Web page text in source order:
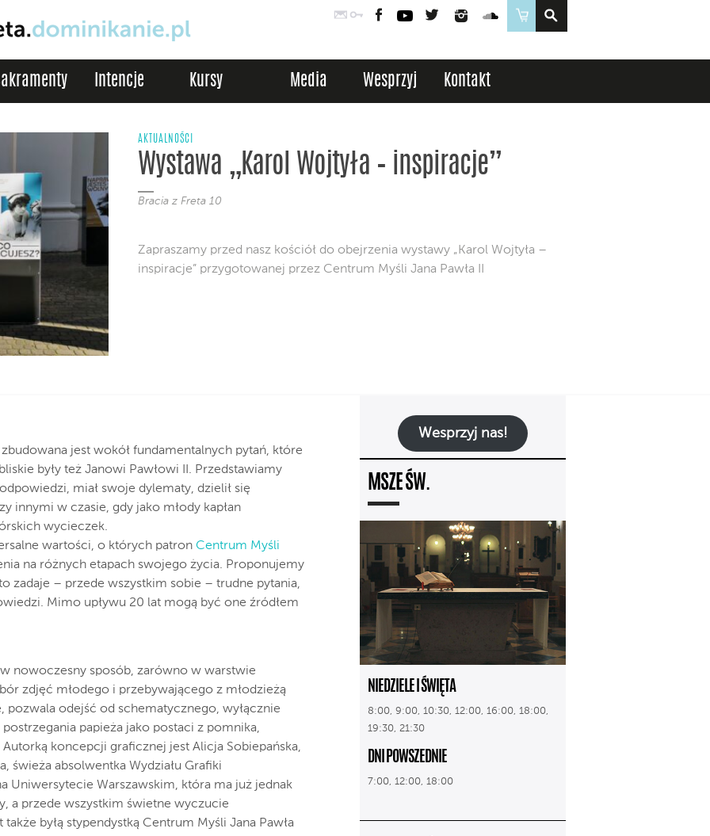
PocztaLogowanie
FacebookYouTubeTwitter InstagramSoundCloud
Sklep
Intencje Kursy Media Wesprzyj Kontakt
AKTUALNOŚCI
Wystawa „Karol Wojtyła – inspiracje”
Bracia z Freta 10
Zapraszamy przed nasz kościół do obejrzenia wystawy „Karol Wojtyła –
inspiracje” przygotowanej przez Centrum Myśli Jana Pawła II
jest wokół fundamentalnych pytań, które
były też Janowi Pawłowi II. Przedstawiamy
miał swoje dylematy, dzielił się
innymi w czasie, gdy jako młody kapłan
wycieczek.
wartości, o których patron Centrum Myśli
na różnych etapach swojego życia. Proponujemy
zadaje – przede wszystkim sobie – trudne pytania,
Mimo upływu 20 lat mogą być one źródłem
nowoczesny sposób, zarówno w warstwie
zdjęć młodego i przebywającego z młodzieżą
pozwala odejść od schematycznego, wyłącznie
papieża jako postaci z pomnika,
koncepcji graficznej jest Alicja Sobiepańska,
świeża absolwentka Wydziału Grafiki
Uniwersytecie Warszawskim, która ma już jednak
a przede wszystkim świetne wyczucie
byłą stypendystką Centrum Myśli Jana Pawła
Wesprzyj nas!
MSZE ŚW.
NIEDZIELE I ŚWIĘTA
8:00, 9:00, 10:30, 12:00, 16:00, 18:00,
19:30, 21:30
DNI POWSZEDNIE
7:00, 12:00, 18:00